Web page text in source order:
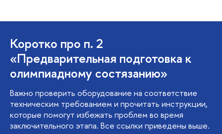
Коротко про п. 2
«Предварительная подготовка к
олимпиадному состязанию»
Важно проверить оборудование на соответствие
техническим требованием и прочитать инструкции,
которые помогут избежать проблем во время
заключительного этапа. Все ссылки приведены выше.